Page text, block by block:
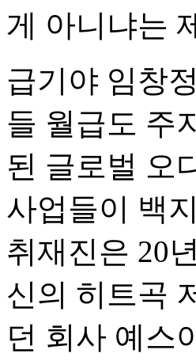
게 아니냐는
급기야 임창
들 월급도 주
된 글로벌 오
사업들이 백
취재진은 20
신의 히트곡
던 회사 예스